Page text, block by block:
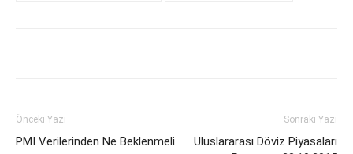
Önceki Yazı
PMI Verilerinden Ne Beklenmeli
Sonraki Yazı
Uluslararası Döviz Piyasaları